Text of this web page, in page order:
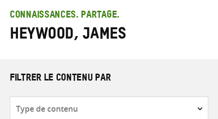
Saisir
les
termes
CONNAISSANCES. PARTAGE.
Heywood, James
FILTRER LE CONTENU PAR